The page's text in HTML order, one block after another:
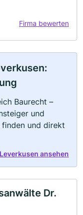
Firma bewerten
Baurecht –
und
und direkt
ansehen
Dr.